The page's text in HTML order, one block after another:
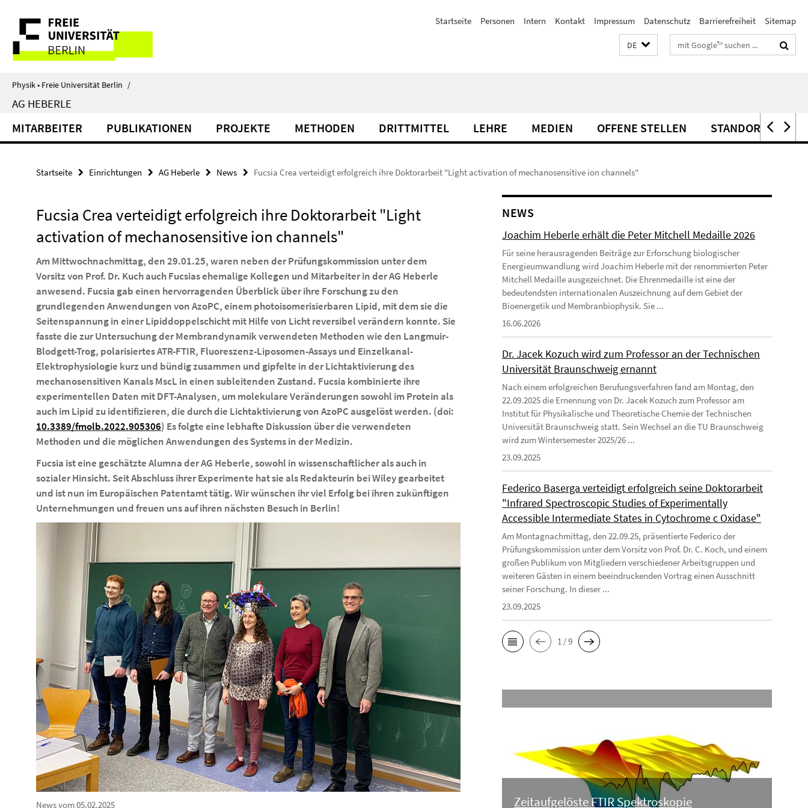
direkt
Inhalt
Service-
Navigation
Startseite Personen Intern Kontakt Impressum Datenschutz Barrierefreiheit Sitemap
DE Suchbegriffe
Physik • Freie Universität Berlin /
AG HEBERLE
MITARBEITER PUBLIKATIONEN PROJEKTE METHODEN DRITTMITTEL LEHRE MEDIEN OFFENE STELLEN STANDORT
Startseite Einrichtungen AG Heberle News Fucsia Crea verteidigt erfolgreich ihre Doktorarbeit "Light activation of mechanosensitive ion channels"
Fucsia Crea verteidigt erfolgreich ihre Doktorarbeit "Light
activation of mechanosensitive ion channels"
Am Mittwochnachmittag, den 29.01.25, waren neben der Prüfungskommission unter dem
Vorsitz von Prof. Dr. Kuch auch Fucsias ehemalige Kollegen und Mitarbeiter in der AG Heberle
anwesend. Fucsia gab einen hervorragenden Überblick über ihre Forschung zu den
grundlegenden Anwendungen von AzoPC, einem photoisomerisierbaren Lipid, mit dem sie die
Seitenspannung in einer Lipiddoppelschicht mit Hilfe von Licht reversibel verändern konnte. Sie
fasste die zur Untersuchung der Membrandynamik verwendeten Methoden wie den Langmuir-
Blodgett-Trog, polarisiertes ATR-FTIR, Fluoreszenz-Liposomen-Assays und Einzelkanal-
Elektrophysiologie kurz und bündig zusammen und gipfelte in der Lichtaktivierung des
mechanosensitiven Kanals MscL in einen subleitenden Zustand. Fucsia kombinierte ihre
experimentellen Daten mit DFT-Analysen, um molekulare Veränderungen sowohl im Protein als
auch im Lipid zu identifizieren, die durch die Lichtaktivierung von AzoPC ausgelöst werden. (doi:
10.3389/fmolb.2022.905306) Es folgte eine lebhafte Diskussion über die verwendeten
Methoden und die möglichen Anwendungen des Systems in der Medizin.
Fucsia ist eine geschätzte Alumna der AG Heberle, sowohl in wissenschaftlicher als auch in
sozialer Hinsicht. Seit Abschluss ihrer Experimente hat sie als Redakteurin bei Wiley gearbeitet
und ist nun im Europäischen Patentamt tätig. Wir wünschen ihr viel Erfolg bei ihren zukünftigen
Unternehmungen und freuen uns auf ihren nächsten Besuch in Berlin!
News vom 05.02.2025
NEWS
Joachim Heberle erhält die Peter Mitchell Medaille 2026
Für seine herausragenden Beiträge zur Erforschung biologischer
Energieumwandlung wird Joachim Heberle mit der renommierten Peter
Mitchell Medaille ausgezeichnet. Die Ehrenmedaille ist eine der
bedeutendsten internationalen Auszeichnung auf dem Gebiet der
Bioenergetik und Membranbiophysik. Sie ...
16.06.2026
Dr. Jacek Kozuch wird zum Professor an der Technischen
Universität Braunschweig ernannt
Nach einem erfolgreichen Berufungsverfahren fand am Montag, den
22.09.2025 die Ernennung von Dr. Jacek Kozuch zum Professor am
Institut für Physikalische und Theoretische Chemie der Technischen
Universität Braunschweig statt. Sein Wechsel an die TU Braunschweig
wird zum Wintersemester 2025/26 ...
23.09.2025
Federico Baserga verteidigt erfolgreich seine Doktorarbeit
"Infrared Spectroscopic Studies of Experimentally
Accessible Intermediate States in Cytochrome c Oxidase"
Am Montagnachmittag, den 22.09.25, präsentierte Federico der
Prüfungskommission unter dem Vorsitz von Prof. Dr. C. Koch, und einem
großen Publikum von Mitgliedern verschiedener Arbeitsgruppen und
weiteren Gästen in einem beeindruckenden Vortrag einen Ausschnitt
seiner Forschung. In dieser ...
23.09.2025
1 / 9
Zeitaufgelöste FTIR Spektroskopie